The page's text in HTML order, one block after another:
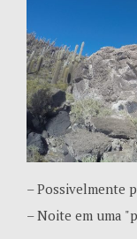
– Possivelmente
– Noite em uma